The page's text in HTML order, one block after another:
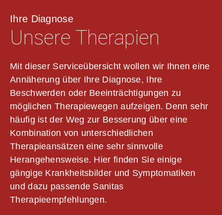
Ihre Diagnose
Unsere Therapien
Mit dieser Serviceübersicht wollen wir Ihnen eine
Annäherung über Ihre Diagnose, Ihre
Beschwerden oder Beeinträchtigungen zu
möglichen Therapiewegen aufzeigen. Denn sehr
häufig ist der Weg zur Besserung über eine
Kombination von unterschiedlichen
Therapieansätzen eine sehr sinnvolle
Herangehensweise. Hier finden Sie einige
gängige Krankheitsbilder und Symptomatiken
und dazu passende Sanitas
Therapieempfehlungen.